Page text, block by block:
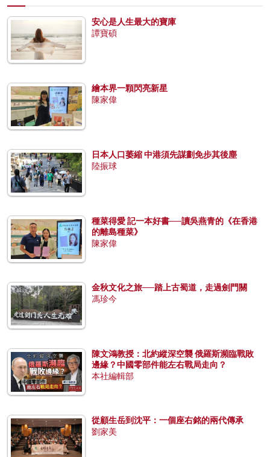
安心是人生最大的寶庫
譚寶碩
繪本界一顆閃亮新星
陳家偉
日本人口萎縮 中港須先謀劃免步其後塵
陸振球
種菜得愛 記一本好書──讀吳燕青的《在香港
的離島種菜》
陳家偉
金秋文化之旅──踏上古蜀道，走過劍門關
馮珍今
陳文鴻教授：北約縱深空襲 俄羅斯瀕臨戰敗
邊緣？中國零部件能左右戰局走向？
本社編輯部
從顧生岳到沈平：一個座右銘的兩代傳承
劉家美